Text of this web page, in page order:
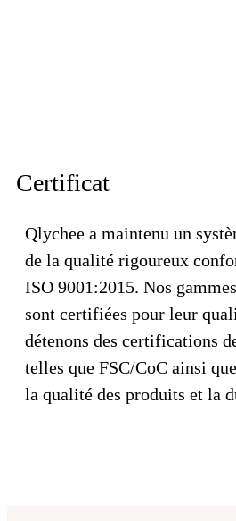
Certificat
Qlychee a maintenu un
de la qualité rigoureux
ISO 9001:2015. Nos
sont certifiées pour leur
détenons des certifications
telles que FSC/CoC ainsi
la qualité des produits et la